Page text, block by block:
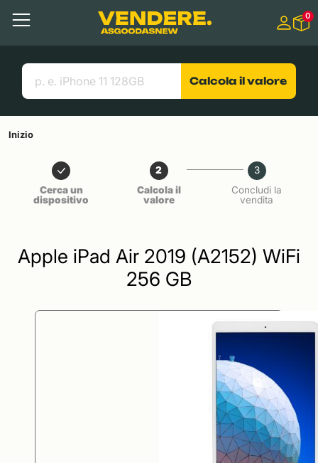
Contenuto principale
Menu
Cerca
Link utili
0
Calcola il valore
Inizio
Cerca un
dispositivo
2
Calcola il
valore
3
Concludi la
vendita
Apple iPad Air 2019 (A2152) WiFi
256 GB